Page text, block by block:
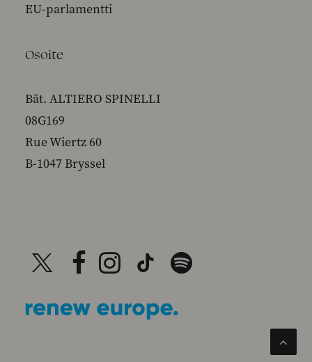
EU-parlamentti
Osoite
Bât. ALTIERO SPINELLI
08G169
Rue Wiertz 60
B-1047 Bryssel